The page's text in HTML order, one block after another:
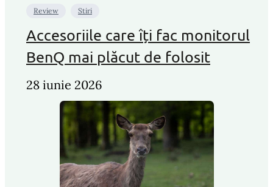
Review Stiri
Accesoriile care îți fac monitorul
BenQ mai plăcut de folosit
28 iunie 2026